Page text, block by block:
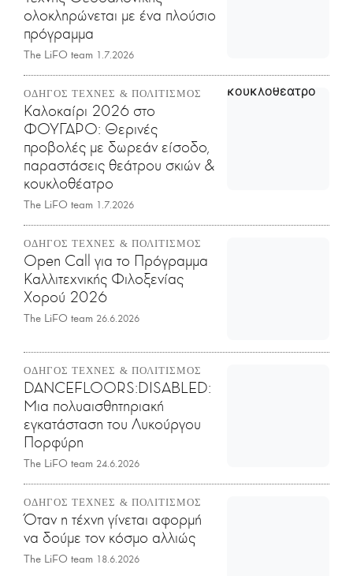
ολοκληρώνεται με ένα πλούσιο
πρόγραμμα
The LiFO team 1.7.2026
ΟΔΗΓΟΣ ΤΕΧΝΕΣ & ΠΟΛΙΤΙΣΜΟΣ
Καλοκαίρι 2026 στο
ΦΟΥΓΑΡΟ: Θερινές
προβολές με δωρεάν είσοδο,
παραστάσεις θεάτρου σκιών &
κουκλοθέατρο
The LiFO team 1.7.2026
ΟΔΗΓΟΣ ΤΕΧΝΕΣ & ΠΟΛΙΤΙΣΜΟΣ
Open Call για το Πρόγραμμα
Καλλιτεχνικής Φιλοξενίας
Χορού 2026
The LiFO team 26.6.2026
ΟΔΗΓΟΣ ΤΕΧΝΕΣ & ΠΟΛΙΤΙΣΜΟΣ
DANCEFLOORS:DISABLED:
Μια πολυαισθητηριακή
εγκατάσταση του Λυκούργου
Πορφύρη
The LiFO team 24.6.2026
ΟΔΗΓΟΣ ΤΕΧΝΕΣ & ΠΟΛΙΤΙΣΜΟΣ
Όταν η τέχνη γίνεται αφορμή
να δούμε τον κόσμο αλλιώς
The LiFO team 18.6.2026